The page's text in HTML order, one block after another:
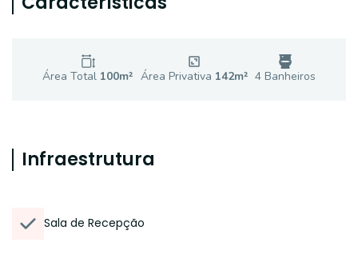
Área Total 100m² Área Privativa 142m² 4Banheiros
Infraestrutura
Sala de Recepção